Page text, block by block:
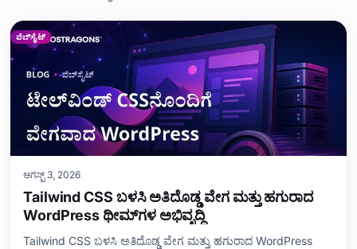
ವೆಬ್‌ಸೈಟ್ ವರ್ಗದ ಲೇಖನಗಳು
ವೆಬ್‌ಸೈಟ್
ಆಗಸ್ಟ್ 3, 2026
Tailwind CSS ಬಳಸಿ ಅತಿದೊಡ್ಡ ವೇಗ ಮತ್ತು ಹಗುರಾದ
WordPress ಥೀಮ್‌ಗಳ ಅಭಿವೃದ್ಧಿ
Tailwind CSS ಬಳಸಿ ಅತಿದೊಡ್ಡ ವೇಗ ಮತ್ತು ಹಗುರಾದ WordPress